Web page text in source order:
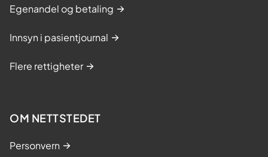
Egenandel og betaling
Innsyn i pasientjournal
Flere rettigheter
OM NETTSTEDET
Personvern